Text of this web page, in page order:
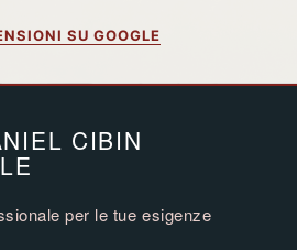
SU GOOGLE
CIBIN
per le tue esigenze